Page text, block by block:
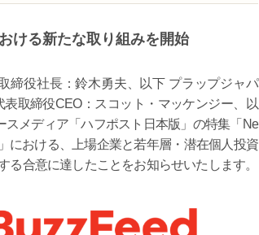
ける新たな取り組みを開始
役社長：鈴木勇夫、以下 プラップジャパ
取締役CEO：スコット・マッケンジー、以
スメディア「ハフポスト日本版」の特集「Ne
における、上場企業と若年層・潜在個人投資
合意に達したことをお知らせいたします。